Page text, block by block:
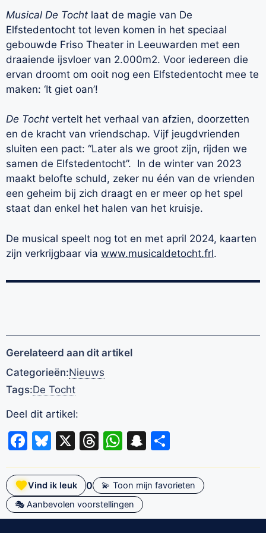
Musical De Tocht laat de magie van De
Elfstedentocht tot leven komen in het speciaal
gebouwde Friso Theater in Leeuwarden met een
draaiende ijsvloer van 2.000m2. Voor iedereen die
ervan droomt om ooit nog een Elfstedentocht mee te
maken: ‘It giet oan’!
De Tocht vertelt het verhaal van afzien, doorzetten
en de kracht van vriendschap. Vijf jeugdvrienden
sluiten een pact: “Later als we groot zijn, rijden we
samen de Elfstedentocht”. In de winter van 2023
maakt belofte schuld, zeker nu één van de vrienden
een geheim bij zich draagt en er meer op het spel
staat dan enkel het halen van het kruisje.
De musical speelt nog tot en met april 2024, kaarten
zijn verkrijgbaar via www.musicaldetocht.frl.
Gerelateerd aan dit artikel
Categorieën:Nieuws
Tags:De Tocht
Deel dit artikel:
Facebook
Bluesky
X Threads
WhatsApp
Snapchat
Vind ik leuk 0
💫 Toon mijn favorieten
🎭 Aanbevolen voorstellingen